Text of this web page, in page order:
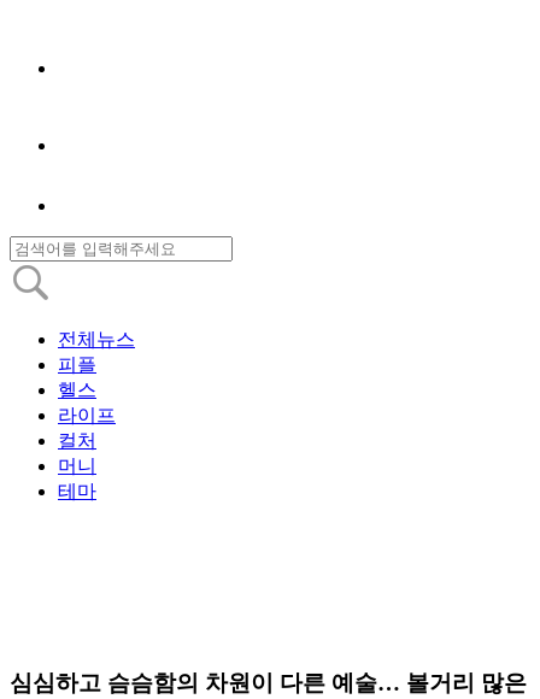
전체뉴스
피플
헬스
라이프
컬처
머니
테마
심심하고 슴슴함의 차원이 다른 예술… 볼거리 많은